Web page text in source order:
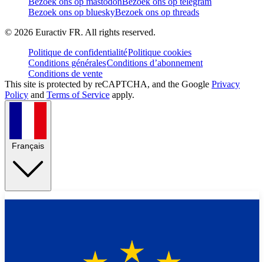
Bezoek ons op blueskyBezoek ons op threads
© 2026 Euractiv FR. All rights reserved.
Politique de confidentialitéPolitique cookies
Conditions généralesConditions d’abonnement
Conditions de vente
This site is protected by reCAPTCHA, and the Google Privacy
Policy and Terms of Service apply.
Français